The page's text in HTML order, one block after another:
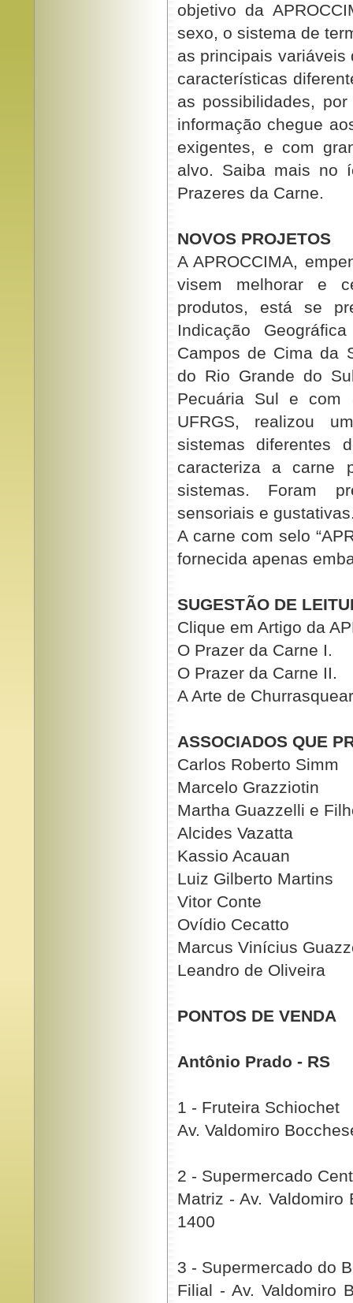
objetivo da
sexo, o sistema de
as principais
características
as possibilidades,
informação chegue
exigentes, e com
alvo. Saiba mais no
Prazeres da Carne.
NOVOS PROJETOS
A APROCCIMA,
visem melhorar e
produtos, está se
Indicação
Campos de Cima da
do Rio Grande do
Pecuária Sul e com
UFRGS, realizou
sistemas diferentes
caracteriza a carne
sistemas. Foram
sensoriais e
A carne com selo
fornecida apenas
SUGESTÃO DE
Clique em Artigo da
O Prazer da Carne I.
O Prazer da Carne II.
A Arte de
ASSOCIADOS QUE
Carlos Roberto Simm
Marcelo Grazziotin
Martha Guazzelli e
Alcides Vazatta
Kassio Acauan
Luiz Gilberto Martins
Vitor Conte
Ovídio Cecatto
Marcus Vinícius
Leandro de Oliveira
PONTOS DE VENDA
Antônio Prado - RS
1 - Fruteira Schiochet
Av. Valdomiro
2 - Supermercado
Matriz - Av.
1400
3 - Supermercado do
Filial - Av. Valdomiro